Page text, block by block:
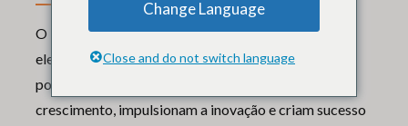
O líder certo não preenche apenas uma função. Ele
eleva uma organização inteira. Nossos
posicionamentos de liderança alimentam o
crescimento, impulsionam a inovação e criam sucesso
Change Language
Close and do not switch language